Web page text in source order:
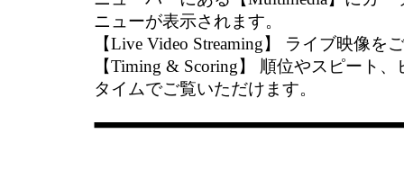
ニューが表示されます。
【Live Video Streaming】 ライブ映像を
【Timing & Scoring】 順位やスピート
タイムでご覧いただけます。